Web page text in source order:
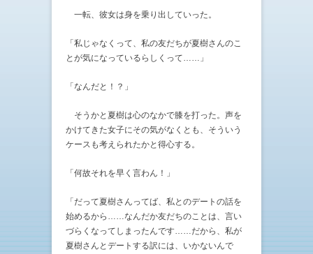
一転、彼女は身を乗り出していった。
「私じゃなくって、私の友だちが夏樹さんのこ
とが気になっているらしくって……」
「なんだと！？」
そうかと夏樹は心のなかで膝を打った。声を
かけてきた女子にその気がなくとも、そういう
ケースも考えられたかと得心する。
「何故それを早く言わん！」
「だって夏樹さんってば、私とのデートの話を
始めるから……なんだか友だちのことは、言い
づらくなってしまったんです……だから、私が
夏樹さんとデートする訳には、いかないんで